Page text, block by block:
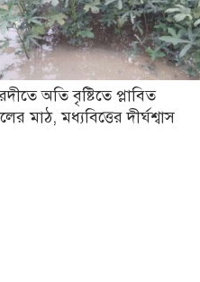
অতি বৃষ্টিতে প্লাবিত
মাঠ, মধ্যবিত্তের দীর্ঘশ্বাস